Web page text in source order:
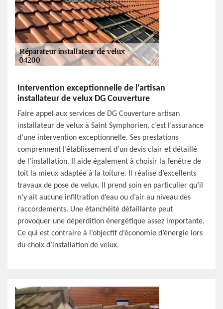
Intervention exceptionnelle de l’artisan
installateur de velux DG Couverture
Faire appel aux services de DG Couverture artisan
installateur de velux à Saint Symphorien, c’est l’assurance
d’une intervention exceptionnelle. Ses prestations
comprennent l’établissement d’un devis clair et détaillé
de l’installation. Il aide également à choisir la fenêtre de
toit la mieux adaptée à la toiture. Il réalise d’excellents
travaux de pose de velux. Il prend soin en particulier qu’il
n’y ait aucune infiltration d’eau ou d’air au niveau des
raccordements. Une étanchéité défaillante peut
provoquer une déperdition énergétique assez importante.
Ce qui est contraire à l’objectif d’économie d’énergie lors
du choix d’installation de velux.